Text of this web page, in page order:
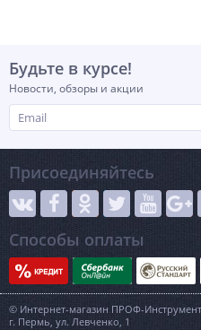
Будьте в курсе!
Новости, обзоры и акции
Присоединяйтесь
Способы оплаты
© Интернет-магазин ПРОФ-
г. Пермь, ул. Левченко, 1